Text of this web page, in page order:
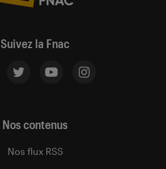
Suivez la Fnac
Nos contenus
Nos flux RSS